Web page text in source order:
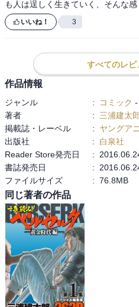
も人は逞しく生きていく、そんな感
いいね！ 3
すべてのレビ
作品情報
ジャンル : コミック -
著者
:
三浦建太
掲載誌・レーベル
:
ヤングア
出版社
:
白泉社
Reader Store発売日
:
書誌発売日
:
ファイルサイズ
: 76.8MB
同じ著者の作品